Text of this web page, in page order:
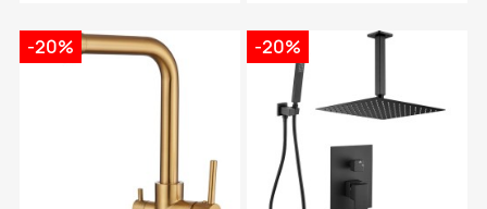
-20% -20%